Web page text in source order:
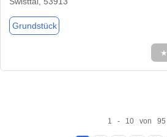
Grundstück
★
1 - 10 von 95